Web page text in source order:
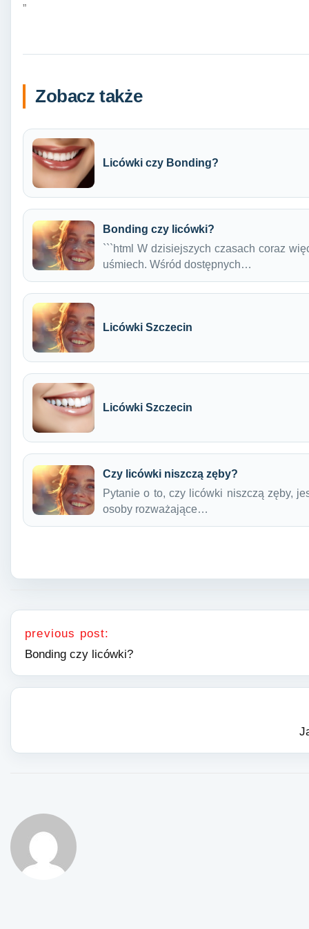
Zobacz także
Licówki czy Bonding?
Bonding czy licówki?
```html W dzisiejszych czasach coraz
uśmiech. Wśród dostępnych…
Licówki Szczecin
Licówki Szczecin
Czy licówki niszczą zęby?
Pytanie o to, czy licówki niszczą zęby,
osoby rozważające…
Nawigacja wpisu
previous post:
Bonding czy licówki?